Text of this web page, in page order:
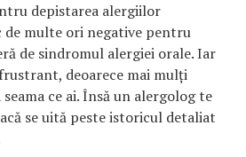
depistarea alergiilor
multe ori negative pentru
de sindromul alergiei orale. Iar
deoarece mai mulți
ce ai. Însă un alergolog te
se uită peste istoricul detaliat